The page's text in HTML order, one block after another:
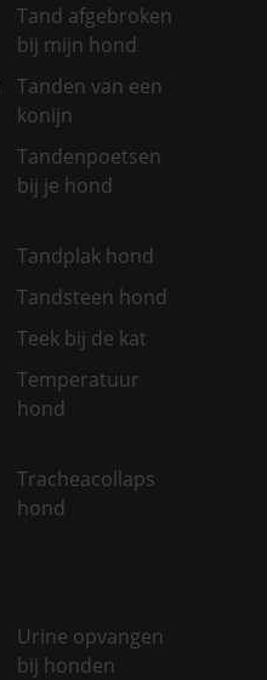
Tand afgebroken
bij mijn hond
Tanden van een
konijn
Tandenpoetsen
bij je hond
Tandplak hond
Tandsteen hond
Teek bij de kat
Temperatuur
hond
Tracheacollaps
hond
Urine opvangen
bij honden